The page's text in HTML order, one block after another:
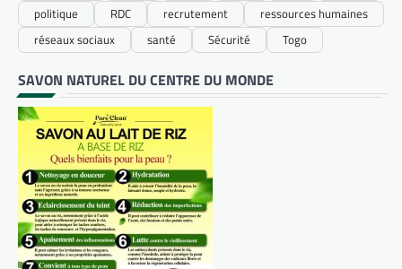
politique
RDC recrutement
ressources humaines
réseaux sociaux
santé Sécurité Togo
SAVON NATUREL DU CENTRE DU MONDE